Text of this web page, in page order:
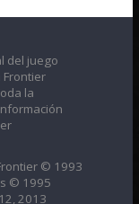
del juego
Frontier
la
© 1993
© 1995
2013